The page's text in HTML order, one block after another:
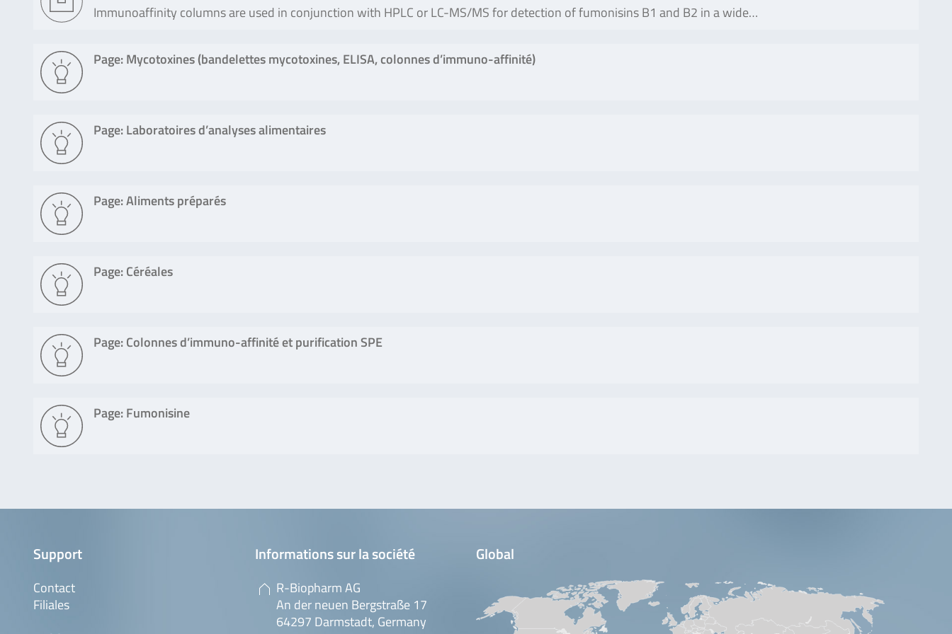
Immunoaffinity columns are used in conjunction with HPLC or LC-MS/MS for detection of fumonisins B1 and B2 in a wide…
Page: Mycotoxines (bandelettes mycotoxines, ELISA, colonnes d’immuno-affinité)
Page: Laboratoires d’analyses alimentaires
Page: Aliments préparés
Page: Céréales
Page: Colonnes d’immuno-affinité et purification SPE
Page: Fumonisine
Support
Contact
Filiales
Informations sur la société
R-Biopharm AG
An der neuen Bergstraße 17
64297 Darmstadt, Germany
Global